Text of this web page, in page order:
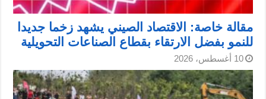
مقالة خاصة: الاقتصاد الصيني يشهد زخما جديدا
للنمو بفضل الارتقاء بقطاع الصناعات التحويلية
10 أغسطس، 2026